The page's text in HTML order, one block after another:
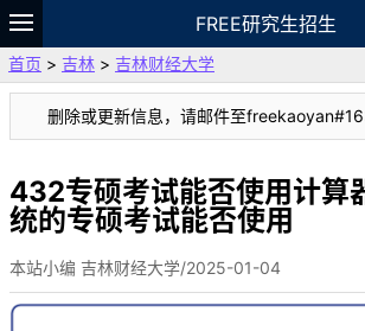
FREE研究生招生
题库
故事 专题
VIP
资料
首页 > 吉林 > 吉林财经大学
删除或更新信息，请邮件至
432专硕考试能否使用计算
统的专硕考试能否使用
本站小编 吉林财经大学/2025-01-04